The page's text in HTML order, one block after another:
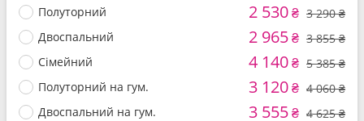
Полуторний
2 530₴ 3 290 ₴
Двоспальний
2 965₴ 3 855 ₴
Сімейний
4 140₴ 5 385 ₴
Полуторний на гум.
3 120₴ 4 060 ₴
Двоспальний на гум.
3 555₴ 4 625 ₴